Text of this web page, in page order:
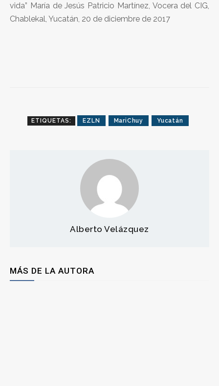
vida” María de Jesús Patricio Martínez, Vocera del CIG,
Chablekal, Yucatán, 20 de diciembre de 2017
ETIQUETAS: EZLN MariChuy Yucatán
Alberto Velázquez
MÁS DE LA AUTORA